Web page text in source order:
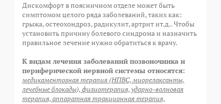
Дискомфорт в поясничном отделе может быть
симптомом целого ряда заболеваний, таких как:
грыжа, остеохондроз, радикулит, артрит ит.д.. Чтобы
установить причину болевого синдрома и назначить
правильное лечение нужно обратиться к врачу.
К видам лечения заболеваний позвоночника и
периферической нервной системы относятся:
медикаментозная терапия (НПВС, миорелаксанты,
лечебные блокады), физиотерапия, ударно-волновая
терапия, аппаратная тракционная терапия,